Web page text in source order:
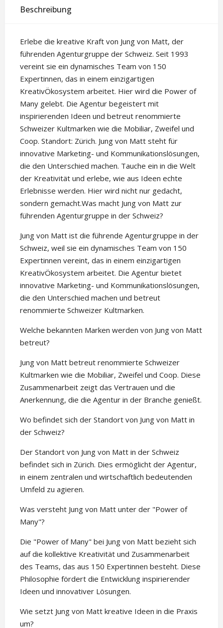
Beschreibung
Erlebe die kreative Kraft von Jung von Matt, der
führenden Agenturgruppe der Schweiz. Seit 1993
vereint sie ein dynamisches Team von 150
Expertinnen, das in einem einzigartigen
KreativÖkosystem arbeitet. Hier wird die Power of
Many gelebt. Die Agentur begeistert mit
inspirierenden Ideen und betreut renommierte
Schweizer Kultmarken wie die Mobiliar, Zweifel und
Coop. Standort: Zürich. Jung von Matt steht für
innovative Marketing- und Kommunikationslösungen,
die den Unterschied machen. Tauche ein in die Welt
der Kreativität und erlebe, wie aus Ideen echte
Erlebnisse werden. Hier wird nicht nur gedacht,
sondern gemacht.Was macht Jung von Matt zur
führenden Agenturgruppe in der Schweiz?
Jung von Matt ist die führende Agenturgruppe in der
Schweiz, weil sie ein dynamisches Team von 150
Expertinnen vereint, das in einem einzigartigen
KreativÖkosystem arbeitet. Die Agentur bietet
innovative Marketing- und Kommunikationslösungen,
die den Unterschied machen und betreut
renommierte Schweizer Kultmarken.
Welche bekannten Marken werden von Jung von Matt
betreut?
Jung von Matt betreut renommierte Schweizer
Kultmarken wie die Mobiliar, Zweifel und Coop. Diese
Zusammenarbeit zeigt das Vertrauen und die
Anerkennung, die die Agentur in der Branche genießt.
Wo befindet sich der Standort von Jung von Matt in
der Schweiz?
Der Standort von Jung von Matt in der Schweiz
befindet sich in Zürich. Dies ermöglicht der Agentur,
in einem zentralen und wirtschaftlich bedeutenden
Umfeld zu agieren.
Was versteht Jung von Matt unter der "Power of
Many"?
Die "Power of Many" bei Jung von Matt bezieht sich
auf die kollektive Kreativität und Zusammenarbeit
des Teams, das aus 150 Expertinnen besteht. Diese
Philosophie fördert die Entwicklung inspirierender
Ideen und innovativer Lösungen.
Wie setzt Jung von Matt kreative Ideen in die Praxis
um?